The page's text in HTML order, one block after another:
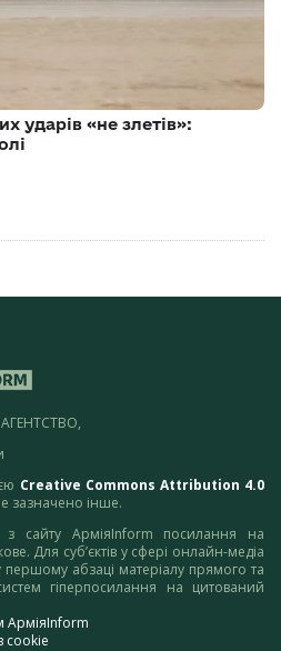
ударів «не злетів»:
Creative Commons Attribution 4.0
зазначено інше.
з сайту АрміяInform посилання на
Для суб’єктів у сфері онлайн-медіа
абзаці матеріалу прямого та
гіперпосилання на цитований
АрміяInform
cookie